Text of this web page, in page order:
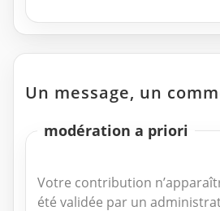
Un message, un
modération a priori
Votre contribution
été validée par un